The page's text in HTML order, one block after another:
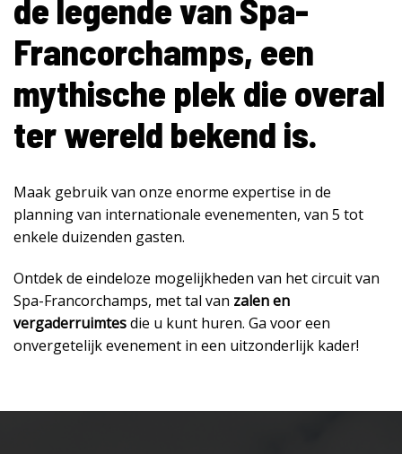
de legende van Spa-
Francorchamps, een
mythische plek die overal
ter wereld bekend is.
Maak gebruik van onze enorme expertise in de
planning van internationale evenementen, van 5 tot
enkele duizenden gasten.
Ontdek de eindeloze mogelijkheden van het circuit van
Spa-Francorchamps, met tal van zalen en
vergaderruimtesdie u kunt huren. Ga voor een
onvergetelijk evenement in een uitzonderlijk kader!